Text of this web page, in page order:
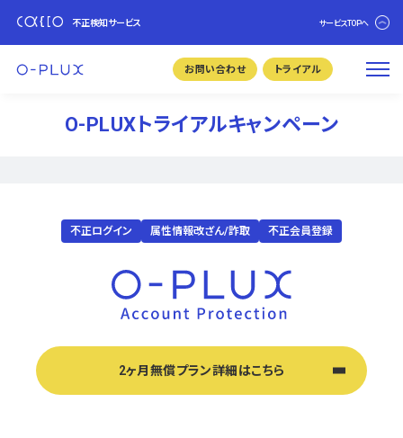
不正検知サービス サービスTOPへ
お問い合わせ トライアル
O-PLUXトライアルキャンペーン
不正ログイン 属性情報改ざん/詐取 不正会員登録
2ヶ月無償プラン詳細はこちら